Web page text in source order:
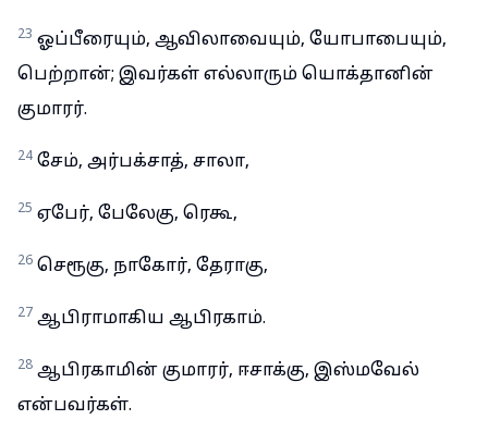
23 ஓப்பீரையும், ஆவிலாவையும், யோபாபையும்,
பெற்றான்; இவர்கள் எல்லாரும் யொக்தானின்
குமாரர்.
24 சேம், அர்பக்சாத், சாலா,
25 ஏபேர், பேலேகு, ரெகூ,
26 செரூகு, நாகோர், தேராகு,
27 ஆபிராமாகிய ஆபிரகாம்.
28 ஆபிரகாமின் குமாரர், ஈசாக்கு, இஸ்மவேல்
என்பவர்கள்.